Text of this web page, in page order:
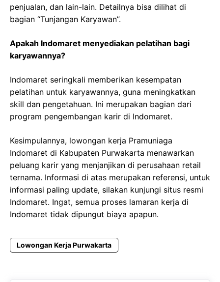
penjualan, dan lain-lain. Detailnya bisa dilihat di
bagian “Tunjangan Karyawan”.
Apakah Indomaret menyediakan pelatihan bagi
karyawannya?
Indomaret seringkali memberikan kesempatan
pelatihan untuk karyawannya, guna meningkatkan
skill dan pengetahuan. Ini merupakan bagian dari
program pengembangan karir di Indomaret.
Kesimpulannya, lowongan kerja Pramuniaga
Indomaret di Kabupaten Purwakarta menawarkan
peluang karir yang menjanjikan di perusahaan retail
ternama. Informasi di atas merupakan referensi, untuk
informasi paling update, silakan kunjungi situs resmi
Indomaret. Ingat, semua proses lamaran kerja di
Indomaret tidak dipungut biaya apapun.
Lowongan Kerja Purwakarta